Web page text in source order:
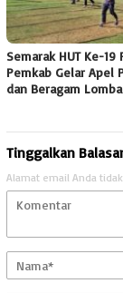
Semarak HUT Ke-19
Pemkab Gelar Apel
dan Beragam
Tinggalkan
Alamat email Anda